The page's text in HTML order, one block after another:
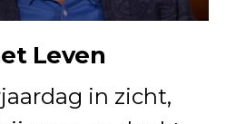
Leven
in zicht,